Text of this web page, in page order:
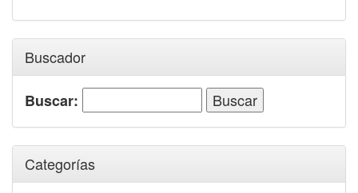
Buscador
Buscar:
Categorías